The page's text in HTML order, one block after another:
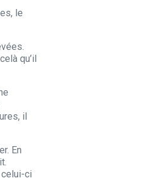
le
qu’il
il
En
ci